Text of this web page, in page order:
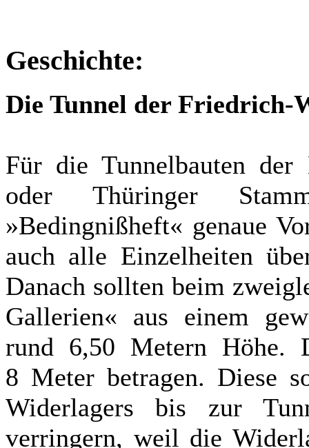
Geschichte:
Die Tunnel der Friedrich-
Für die Tunnelbauten der
oder Thüringer
»Bedingnißheft« genaue
auch alle Einzelheiten
Danach sollten beim
Gallerien« aus einem
rund 6,50 Metern Höhe.
8 Meter betragen. Diese
Widerlagers bis zur
verringern, weil die